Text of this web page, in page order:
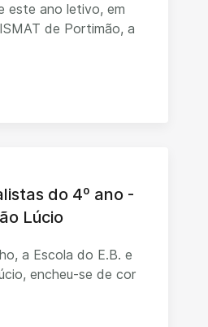
este ano letivo, em
de Portimão, a
do 4º ano -
Lúcio
a Escola do E.B. e
encheu-se de cor